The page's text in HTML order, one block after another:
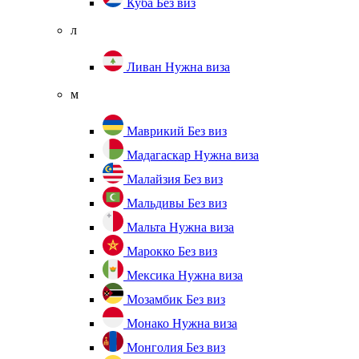
Куба Без виз
л
Ливан Нужна виза
м
Маврикий Без виз
Мадагаскар Нужна виза
Малайзия Без виз
Мальдивы Без виз
Мальта Нужна виза
Марокко Без виз
Мексика Нужна виза
Мозамбик Без виз
Монако Нужна виза
Монголия Без виз